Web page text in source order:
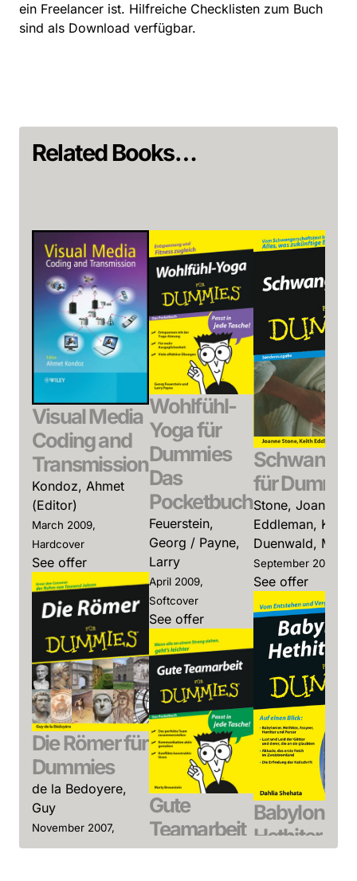
ein Freelancer ist. Hilfreiche Checklisten zum Buch
sind als Download verfügbar.
Related Books…
Visual Media
Coding and
Transmission
Kondoz, Ahmet
(Editor)
March 2009,
Hardcover
See offer
Die Römer für
Dummies
de la Bedoyere,
Guy
November 2007,
Softcover
Wohlfühl-
Yoga für
Dummies
Das
Pocketbuch
Feuerstein,
Georg / Payne,
Larry
April 2009,
Softcover
See offer
Gute
Teamarbeit
für
für
Stone, Joanne /
Eddleman, Keith
Duenwald, Mary
September 2008,
See offer
Babylonier,
Hethiter &